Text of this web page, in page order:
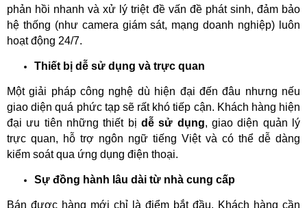
phản hồi nhanh và xử lý triệt đề vấn đề phát sinh, đảm bảo
hệ thống (như camera giám sát, mạng doanh nghiệp) luôn
hoạt động 24/7.
Thiết bị dễ sử dụng và trực quan
Một giải pháp công nghệ dù hiện đại đến đâu nhưng nếu
giao diện quá phức tạp sẽ rất khó tiếp cận. Khách hàng hiện
đại ưu tiên những thiết bị dễ sử dụng, giao diện quản lý
trực quan, hỗ trợ ngôn ngữ tiếng Việt và có thể dễ dàng
kiểm soát qua ứng dụng điện thoại.
Sự đồng hành lâu dài từ nhà cung cấp
Bán được hàng mới chỉ là điểm bắt đầu. Khách hàng cần